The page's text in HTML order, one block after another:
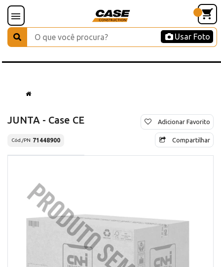
Usar Foto
JUNTA - Case CE
Cód./PN 71448900
Adicionar Favorito
Compartilhar